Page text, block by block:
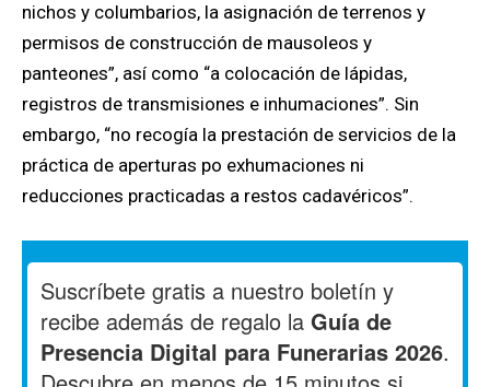
nichos y columbarios, la asignación de terrenos y
permisos de construcción de mausoleos y
panteones”, así como “a colocación de lápidas,
registros de transmisiones e inhumaciones”. Sin
embargo, “no recogía la prestación de servicios de la
práctica de aperturas po exhumaciones ni
reducciones practicadas a restos cadavéricos”.